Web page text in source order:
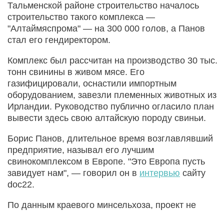
Тальменской районе строительство началось
строительство такого комплекса —
"Алтаймяспрома" — на 300 000 голов, а Панов
стал его гендиректором.
Комплекс был рассчитан на производство 30 тыс.
тонн свинины в живом мясе. Его
газифицировали, оснастили импортным
оборудованием, завезли племенных животных из
Ирландии. Руководство публично огласило план
вывести здесь свою алтайскую породу свиньи.
Борис Панов, длительное время возглавлявший
предприятие, называл его лучшим
свинокомплексом в Европе. "Это Европа пусть
завидует нам", — говорил он в интервью сайту
doc22.
По данным краевого минсельхоза, проект не